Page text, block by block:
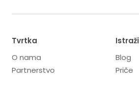
Tvrtka
O nama
Partnerstvo
Istraži
Blog
Priče